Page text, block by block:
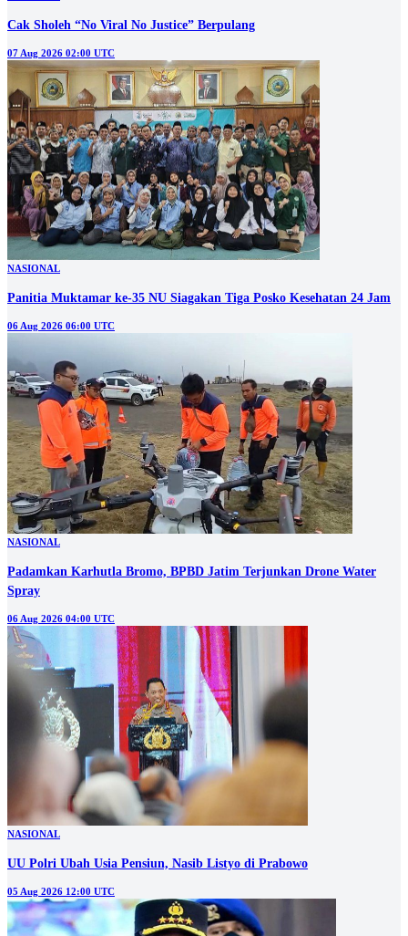
Cak Sholeh “No Viral No Justice” Berpulang
07 Aug 2026 02:00 UTC
NASIONAL
Panitia Muktamar ke-35 NU Siagakan Tiga Posko Kesehatan 24 Jam
06 Aug 2026 06:00 UTC
NASIONAL
Padamkan Karhutla Bromo, BPBD Jatim Terjunkan Drone Water
Spray
06 Aug 2026 04:00 UTC
NASIONAL
UU Polri Ubah Usia Pensiun, Nasib Listyo di Prabowo
05 Aug 2026 12:00 UTC